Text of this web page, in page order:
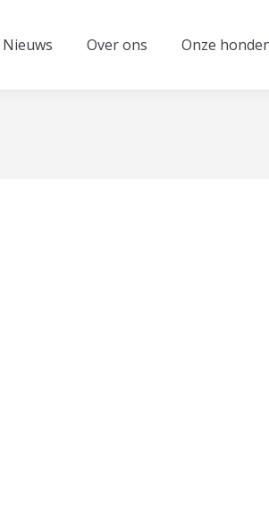
Nieuws Over ons Onze